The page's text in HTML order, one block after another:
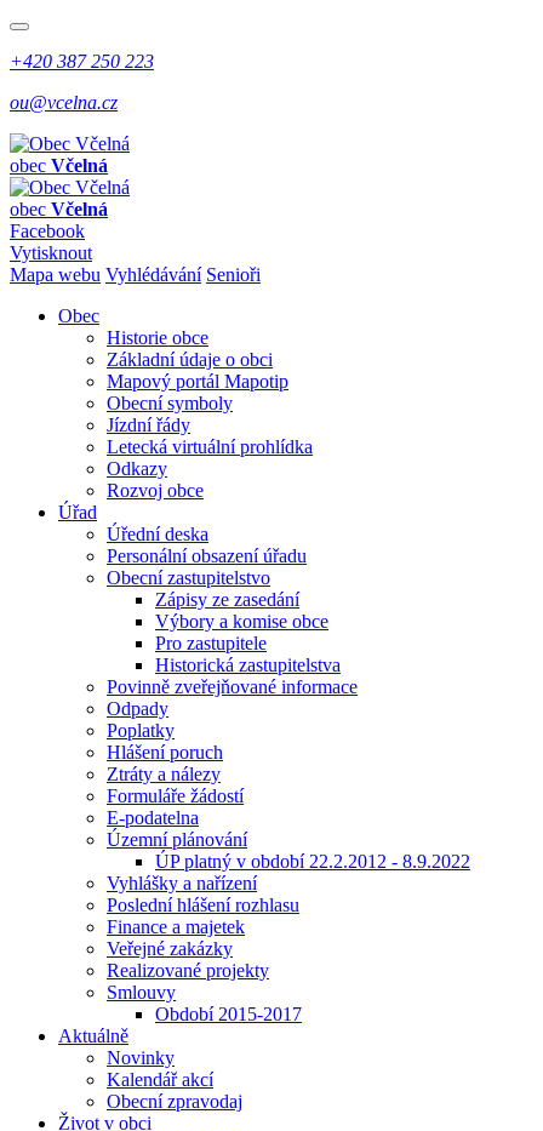
+420 387 250 223
ou@vcelna.cz
obec Včelná
obec Včelná
Facebook
Vytisknout
Mapa webu Vyhlédávání Senioři
Obec
Historie obce
Základní údaje o obci
Mapový portál Mapotip
Obecní symboly
Jízdní řády
Letecká virtuální prohlídka
Odkazy
Rozvoj obce
Úřad
Úřední deska
Personální obsazení úřadu
Obecní zastupitelstvo
Zápisy ze zasedání
Výbory a komise obce
Pro zastupitele
Historická zastupitelstva
Povinně zveřejňované informace
Odpady
Poplatky
Hlášení poruch
Ztráty a nálezy
Formuláře žádostí
E-podatelna
Územní plánování
ÚP platný v období 22.2.2012 - 8.9.2022
Vyhlášky a nařízení
Poslední hlášení rozhlasu
Finance a majetek
Veřejné zakázky
Realizované projekty
Smlouvy
Období 2015-2017
Aktuálně
Novinky
Kalendář akcí
Obecní zpravodaj
Život v obci